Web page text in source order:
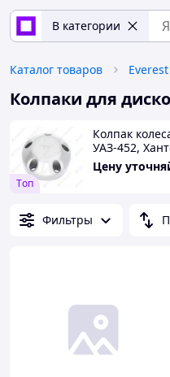
В категории
Каталог товаров Everest
Колпаки для
Tоп
Колпак
УАЗ-452,
Патриот
серый
Цену
Фильтры